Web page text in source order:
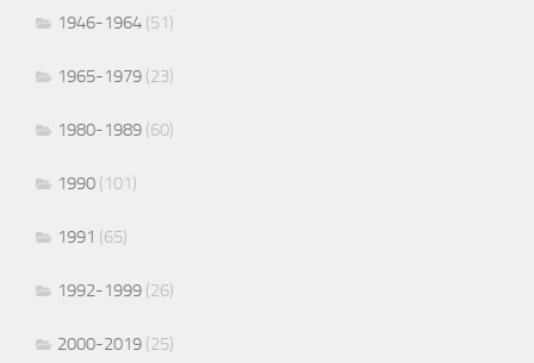
1946-1964 (51)
1965-1979 (23)
1980-1989 (60)
1990 (101)
1991 (65)
1992-1999 (26)
2000-2019 (25)